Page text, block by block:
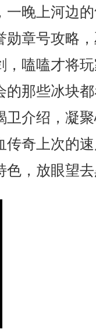
一晚上河边
勋章号攻略
，嗑嗑才将
的那些冰块
卫介绍，凝
传奇上次的
色，放眼望